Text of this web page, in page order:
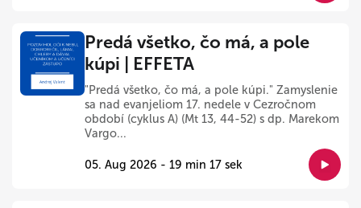
Predá všetko, čo má, a pole
kúpi | EFFETA
"Predá všetko, čo má, a pole kúpi." Zamyslenie
sa nad evanjeliom 17. nedele v Cezročnom
období (cyklus A) (Mt 13, 44-52) s dp. Marekom
Vargo...
05. Aug 2026 - 19 min 17 sek